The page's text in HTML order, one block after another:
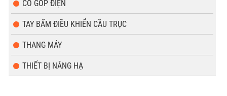
CỔ GÓP ĐIỆN
TAY BẤM ĐIỀU KHIỂN CẦU TRỤC
THANG MÁY
THIẾT BỊ NÂNG HẠ